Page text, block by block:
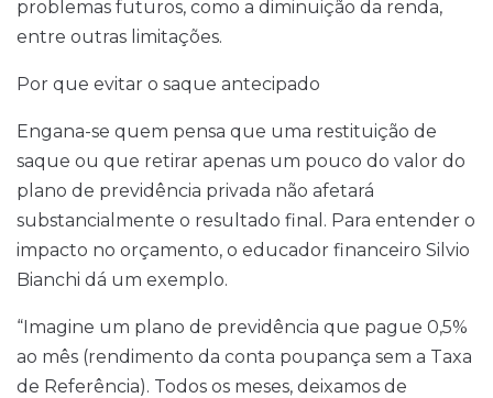
problemas futuros, como a diminuição da renda,
entre outras limitações.
Por que evitar o saque antecipado
Engana-se quem pensa que uma restituição de
saque ou que retirar apenas um pouco do valor do
plano de previdência privada não afetará
substancialmente o resultado final. Para entender o
impacto no orçamento, o educador financeiro Silvio
Bianchi dá um exemplo.
“Imagine um plano de previdência que pague 0,5%
ao mês (rendimento da conta poupança sem a Taxa
de Referência). Todos os meses, deixamos de